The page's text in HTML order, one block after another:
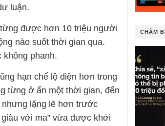
luận.
được hơn 10 triệu người
nào suốt thời gian qua.
không phanh.
hạn chế lộ diện hơn trong
từng ở ẩn một thời gian, đến
nhưng lặng lẽ hơn trước
với ma” vừa được khởi
CHÂM